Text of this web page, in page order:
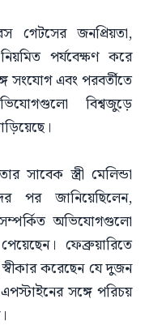
গেটসের জনপ্রিয়তা,
পর্যবেক্ষণ করে
সংযোগ এবং পরবর্তীতে
বিশ্বজুড়ে
সাবেক স্ত্রী মেলিন্ডা
পর জানিয়েছিলেন,
অভিযোগগুলো
ফেব্রুয়ারিতে
করেছেন যে দুজন
সঙ্গে পরিচয়